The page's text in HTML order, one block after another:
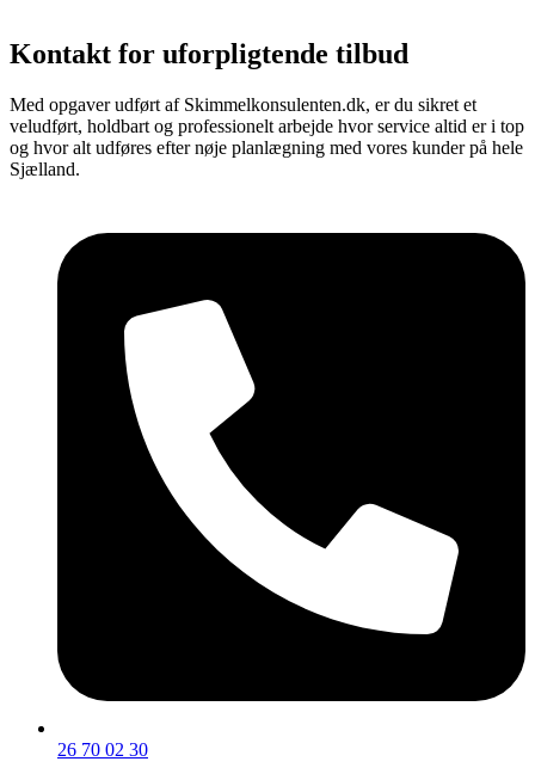
Kontakt for uforpligtende tilbud
Med opgaver udført af Skimmelkonsulenten.dk, er du sikret et
veludført, holdbart og professionelt arbejde hvor service altid er i top
og hvor alt udføres efter nøje planlægning med vores kunder på hele
Sjælland.
26 70 02 30